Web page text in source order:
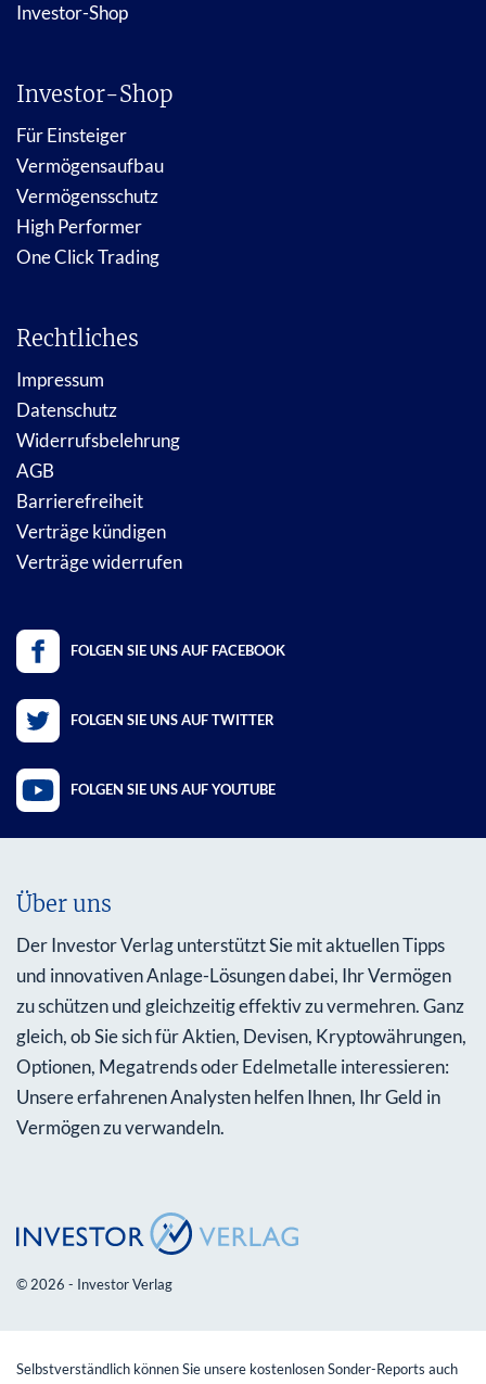
Investor-Shop
Investor-Shop
Für Einsteiger
Vermögensaufbau
Vermögensschutz
High Performer
One Click Trading
Rechtliches
Impressum
Datenschutz
Widerrufsbelehrung
AGB
Barrierefreiheit
Verträge kündigen
Verträge widerrufen
FOLGEN SIE UNS AUF FACEBOOK
FOLGEN SIE UNS AUF TWITTER
FOLGEN SIE UNS AUF YOUTUBE
Über uns
Der Investor Verlag unterstützt Sie mit aktuellen Tipps
und innovativen Anlage-Lösungen dabei, Ihr Vermögen
zu schützen und gleichzeitig effektiv zu vermehren. Ganz
gleich, ob Sie sich für Aktien, Devisen, Kryptowährungen,
Optionen, Megatrends oder Edelmetalle interessieren:
Unsere erfahrenen Analysten helfen Ihnen, Ihr Geld in
Vermögen zu verwandeln.
© 2026 - Investor Verlag
Selbstverständlich können Sie unsere kostenlosen Sonder-Reports auch